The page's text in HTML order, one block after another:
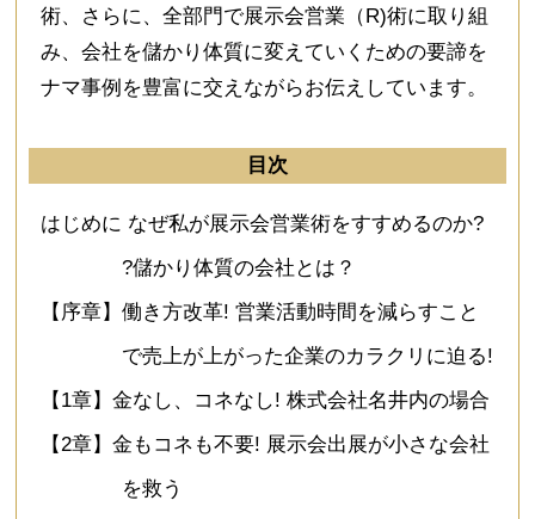
術、さらに、全部門で展示会営業（R)術に取り組
み、会社を儲かり体質に変えていくための要諦を
ナマ事例を豊富に交えながらお伝えしています。
目次
はじめに なぜ私が展示会営業術をすすめるのか?
?儲かり体質の会社とは？
【序章】働き方改革! 営業活動時間を減らすこと
で売上が上がった企業のカラクリに迫る!
【1章】金なし、コネなし! 株式会社名井内の場合
【2章】金もコネも不要! 展示会出展が小さな会社
を救う